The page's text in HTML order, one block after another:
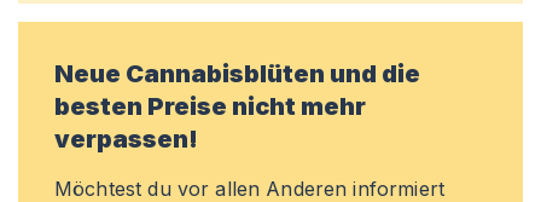
Neue Cannabisblüten und die
besten Preise nicht mehr
verpassen!
Möchtest du vor allen Anderen informiert